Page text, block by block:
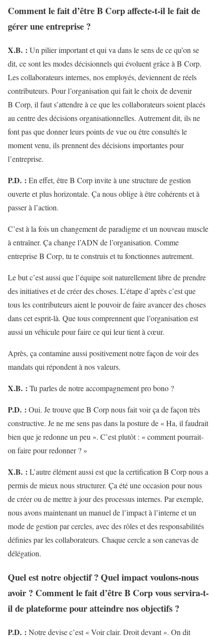
Comment le fait d’être B Corp affecte-t-il le fait de
gérer une entreprise ?
X.B. : Un pilier important et qui va dans le sens de ce qu’on se
dit, ce sont les modes décisionnels qui évoluent grâce à B Corp.
Les collaborateurs internes, nos employés, deviennent de réels
contributeurs. Pour l’organisation qui fait le choix de devenir
B Corp, il faut s’attendre à ce que les collaborateurs soient placés
au centre des décisions organisationnelles. Autrement dit, ils ne
font pas que donner leurs points de vue ou être consultés le
moment venu, ils prennent des décisions importantes pour
l’entreprise.
P.D. : En effet, être B Corp invite à une structure de gestion
ouverte et plus horizontale. Ça nous oblige à être cohérents et à
passer à l’action.
C’est à la fois un changement de paradigme et un nouveau muscle
à entraîner. Ça change l’ADN de l’organisation. Comme
entreprise B Corp, tu te construis et tu fonctionnes autrement.
Le but c’est aussi que l’équipe soit naturellement libre de prendre
des initiatives et de créer des choses. L’étape d’après c’est que
tous les contributeurs aient le pouvoir de faire avancer des choses
dans cet esprit-là. Que tous comprennent que l’organisation est
aussi un véhicule pour faire ce qui leur tient à cœur.
Après, ça contamine aussi positivement notre façon de voir des
mandats qui répondent à nos valeurs.
X.B. : Tu parles de notre accompagnement pro bono ?
P.D. : Oui. Je trouve que B Corp nous fait voir ça de façon très
constructive. Je ne me sens pas dans la posture de « Ha, il faudrait
bien que je redonne un peu ». C’est plutôt : « comment pourrait-
on faire pour redonner ? »
X.B. : L’autre élément aussi est que la certification B Corp nous a
permis de mieux nous structurer. Ça été une occasion pour nous
de créer ou de mettre à jour des processus internes. Par exemple,
nous avons maintenant un manuel de l’impact à l’interne et un
mode de gestion par cercles, avec des rôles et des responsabilités
définies par les collaborateurs. Chaque cercle a son canevas de
délégation.
Quel est notre objectif ? Quel impact voulons-nous
avoir ? Comment le fait d’être B Corp vous servira-t-
il de plateforme pour atteindre nos objectifs ?
P.D. : Notre devise c’est « Voir clair. Droit devant ». On dit